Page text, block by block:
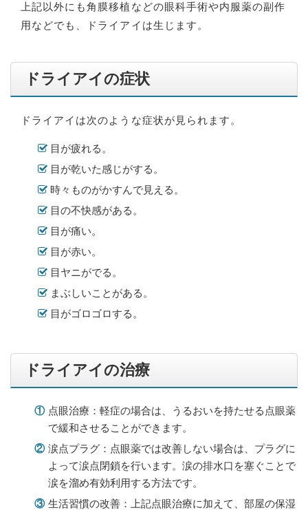
上記以外にも角膜移植などの眼科手術や内服薬の副作
用などでも、ドライアイは生じます。
ドライアイの症状
ドライアイは次のような症状が見られます。
目が疲れる。
目が乾いた感じがする。
時々ものがかすんで見える。
目の不快感がある。
目が痛い。
目が赤い。
目ヤニがでる。
まぶしいことがある。
目がゴロゴロする。
ドライアイの治療
① 点眼治療：軽症の場合は、うるおいを持たせる点眼薬
で緩和させることができます。
② 涙点プラグ：点眼薬では改善しない場合は、プラグに
よって涙点閉鎖を行います。涙の排水口を塞ぐことで
涙を溜め有効利用する方法です。
③ 生活習慣の改善：上記点眼治療に加えて、部屋の保湿